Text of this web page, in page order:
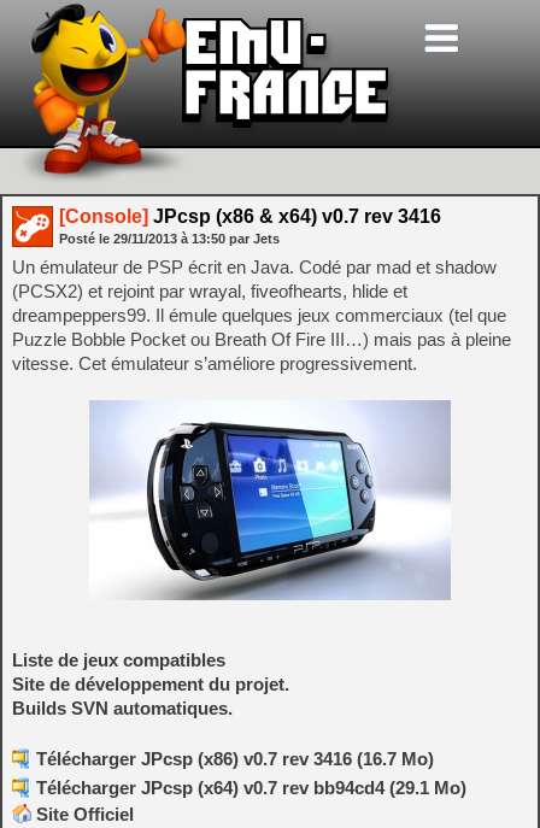
[Console] JPcsp (x86 & x64) v0.7 rev 3416
Posté le 29/11/2013 à 13:50 par Jets
Un émulateur de PSP écrit en Java. Codé par mad et shadow
(PCSX2) et rejoint par wrayal, fiveofhearts, hlide et
dreampeppers99. Il émule quelques jeux commerciaux (tel que
Puzzle Bobble Pocket ou Breath Of Fire III…) mais pas à pleine
vitesse. Cet émulateur s’améliore progressivement.
Liste de jeux compatibles
Site de développement du projet.
Builds SVN automatiques.
Télécharger JPcsp (x86) v0.7 rev 3416 (16.7 Mo)
Télécharger JPcsp (x64) v0.7 rev bb94cd4 (29.1 Mo)
Site Officiel